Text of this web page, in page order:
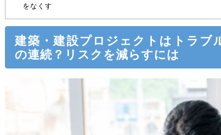
をなくす
建築・建設プロジェクトはトラブ
の連続？リスクを減らすには